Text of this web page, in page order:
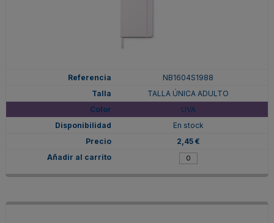
NB1604S1988
TALLA ÚNICA ADULTO
UVA
En stock
2,45 €